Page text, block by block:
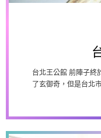
台北王公館 前陣子終
了玄御奇，但是台北